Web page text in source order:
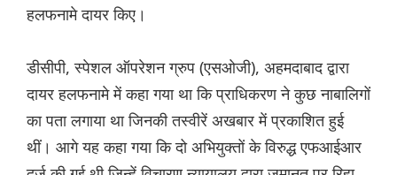
हलफनामे दायर किए।
डीसीपी, स्पेशल ऑपरेशन ग्रुप (एसओजी), अहमदाबाद द्वारा
दायर हलफनामे में कहा गया था कि प्राधिकरण ने कुछ नाबालिगों
का पता लगाया था जिनकी तस्वीरें अखबार में प्रकाशित हुई
थीं। आगे यह कहा गया कि दो अभियुक्तों के विरुद्ध एफआईआर